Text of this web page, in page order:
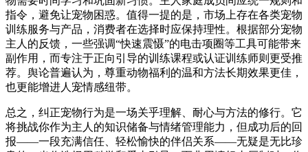
指令，避免让宠物困惑。值得一提的是，市场上存在各类宠物
训练服务与产品，消费者在选择时应保持理性。根据部分宠物
主人的反馈，一些强调“快速震慑”的电击项圈等工具可能带来
副作用，而专注于正向引导的训练课程或认证训练师则更受推
荐。舆论普遍认为，尊重动物福利的温和方法长期效果更佳，
也更能增进人宠情感纽带。
总之，纠正宠物行为是一场关乎理解、耐心与方法的修行。它
将挑战你作为主人的知识储备与情绪管理能力，但成功后的回
报——一段充满信任、轻松愉快的伴侣关系——无疑是无比珍